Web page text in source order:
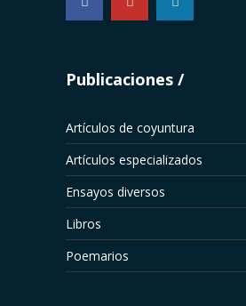
Publicaciones
Artículos de coyuntura
Artículos especializados
Ensayos diversos
Libros
Poemarios